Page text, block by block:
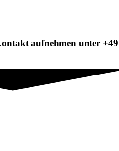
aufnehmen unter +49